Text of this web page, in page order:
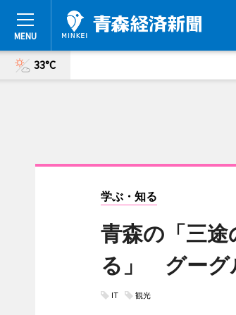
33°C
学ぶ・知る
青森の「三
る」 グーグ
IT 観光